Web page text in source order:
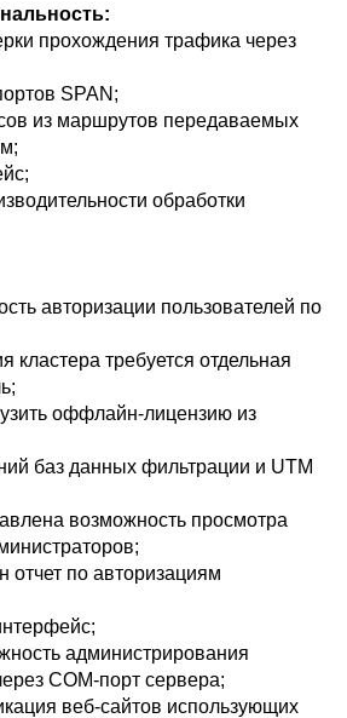
прохождения трафика через
SPAN;
из маршрутов передаваемых
обработки
авторизации пользователей по
кластера требуется отдельная
оффлайн-лицензию из
баз данных фильтрации и UTM
возможность просмотра
отчет по авторизациям
администрирования
COM-порт сервера;
веб-сайтов использующих